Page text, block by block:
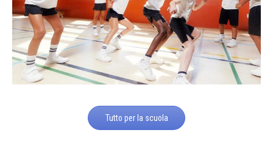
Tutto per la scuola